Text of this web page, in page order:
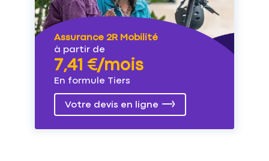
Assurance 2R Mobilité
à partir de
7,41 €/mois
En formule Tiers
Votre devis en ligne